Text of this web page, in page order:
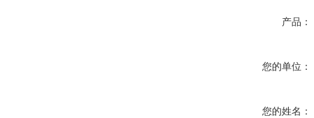
产品：
您的单位：
您的姓名：